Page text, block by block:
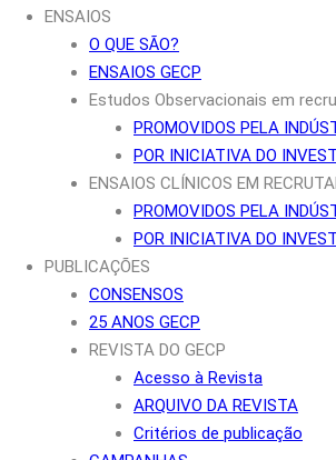
ENSAIOS
O QUE SÃO?
ENSAIOS GECP
Estudos Observacionais em
PROMOVIDOS PELA
POR INICIATIVA DO
ENSAIOS CLÍNICOS EM
PROMOVIDOS PELA
POR INICIATIVA DO
PUBLICAÇÕES
CONSENSOS
25 ANOS GECP
REVISTA DO GECP
Acesso à Revista
ARQUIVO DA REVISTA
Critérios de publicação